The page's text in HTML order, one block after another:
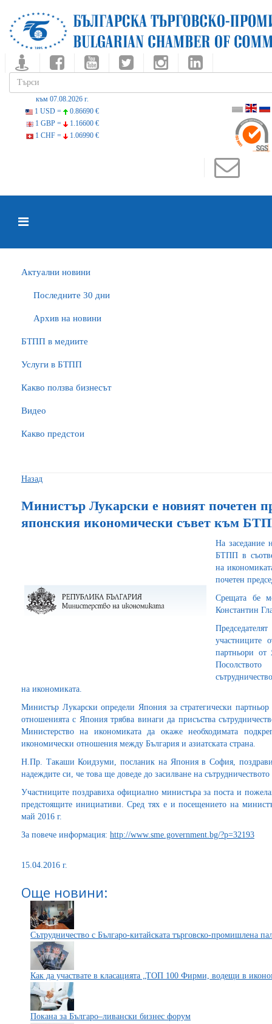
към 07.08.2026 г.
1 USD =
0.86690 €
1 GBP =
1.16600 €
1 CHF =
1.06990 €
Актуални новини
Последните 30 дни
Архив на новини
БTПП в медиите
Услуги в БТПП
Какво ползва бизнесът
Видео
Какво предстои
Назад
Министър Лукарски е новият почетен
японския икономически съвет към
На заседание
БТПП в
на
почетен
Срещата бе
Константин
участниците
партньори
на икономиката.
Министър Лукарски определи Япония за стратегически
отношенията с Япония трябва винаги да присъства
Министерство на икономиката да окаже необходимата
икономически отношения между България и азиатската страна.
Н.Пр. Такаши Коидзуми, посланик на Япония в София,
надеждите си, че това ще доведе до засилване на
Участниците поздравиха официално министъра за поста и
предстоящите инициативи. Сред тях е и посещението на
май 2016 г.
За повече информация: http://www.sme.government.bg/?p=32193
15.04.2016 г.
Още новини:
Сътрудничество с Българо-китайската търговско-промишлена
Как да участвате в класацията „ТОП 100 Фирми, водещи в
Покана за Българо–ливански бизнес форум